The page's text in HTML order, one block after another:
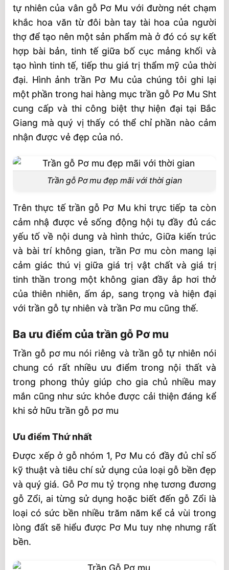
tự nhiên của vân gỗ Pơ Mu với đường nét chạm
khắc hoa văn từ đôi bàn tay tài hoa của người
thợ để tạo nên một sản phẩm mà ở đó có sự kết
hợp bài bản, tinh tế giữa bố cục mảng khối và
tạo hình tinh tế, tiếp thu giá trị thẩm mỹ của thời
đại. Hình ảnh trần Pơ Mu của chúng tôi ghi lại
một phần trong hai hàng mục trần gỗ Pơ Mu Sht
cung cấp và thi công biệt thự hiện đại tại Bắc
Giang mà quý vị thấy có thể chỉ phần nào cảm
nhận được vẻ đẹp của nó.
Trần gỗ Pơ mu đẹp mãi với thời gian
Trên thực tế trần gỗ Pơ Mu khi trực tiếp ta còn
cảm nhậ được vẻ sống động hội tụ đầy đủ các
yếu tố về nội dung và hình thức, Giữa kiến trúc
và bài trí không gian, trần Pơ mu còn mang lại
cảm giác thú vị giữa giá trị vật chất và giá trị
tinh thần trong một không gian đầy ắp hơi thở
của thiên nhiên, ấm áp, sang trọng và hiện đại
với trần gỗ tự nhiên và trần Pơ mu cũng thế.
Ba ưu điểm của trần gỗ Pơ mu
Trần gỗ pơ mu nói riêng và trần gỗ tự nhiên nói
chung có rất nhiều ưu điểm trong nội thất và
trong phong thủy giúp cho gia chủ nhiều may
mắn cũng như sức khỏe được cải thiện đáng kể
khi sở hữu trần gỗ pơ mu
Ưu điểm Thứ nhất
Được xếp ở gỗ nhóm 1, Pơ Mu có đầy đủ chỉ số
kỹ thuật và tiêu chí sử dụng của loại gỗ bền đẹp
và quý giá. Gỗ Pơ mu tỷ trọng nhẹ tương đương
gỗ Zổi, ai từng sử dụng hoặc biết đến gỗ Zổi là
loại có sức bền nhiều trăm năm kể cả vùi trong
lòng đất sẽ hiểu được Pơ Mu tuy nhẹ nhưng rất
bền.